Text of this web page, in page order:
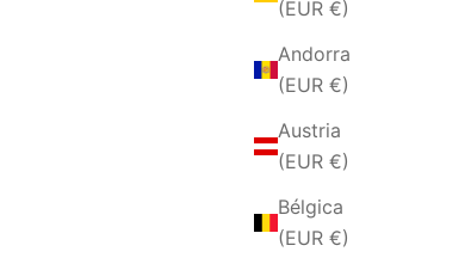
(EUR €)
Andorra
(EUR €)
Austria
(EUR €)
Bélgica
(EUR €)